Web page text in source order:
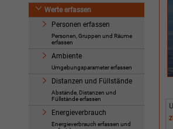
Werte erfassen
Personen erfassen
Personen, Gruppen und Räume
erfassen
Ambiente
Umgebungsparameter erfassen
Distanzen und Füllstände
Abstände, Distanzen und
Füllstände erfassen
Energieverbrauch
Energieverbrauch erfassen und